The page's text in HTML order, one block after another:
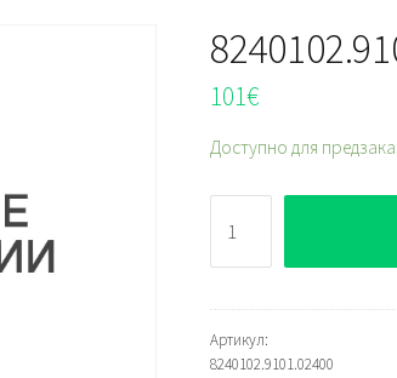
101€
Доступно для
8240102.9101.02400
Артикул:
8240102.9101.02400